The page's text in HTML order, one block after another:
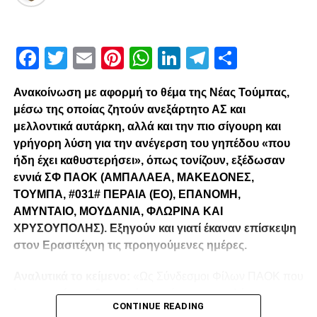
Για τις εμφανίσεις του Χατζηισαΐα: «Είμαι ικανοποιημένος,
Για το τι προτιμάει στην κλήρωση των ημιτελικών: «Δεν
έχω προτιμήσεις τώρα, ότι μας φέρει η κλήρωση θα το
αποδεχτούμε.»
Facebook
Twitter
EmailPinterest
WhatsApp
LinkedIn
Telegram
RELATED TOPICS:
UP NEXT
«Ουζουνίδης: «Προκρίθηκε ο πιο τυχερός και όχι
ο καλύτερος»
DON'T MISS
Στην Τούμπα ο Ιστράτι
paokrevolution
Facebook
Twitter
EmailPinterest
WhatsApp
LinkedIn
Telegram
Ανακοίνωση με αφορμή το θέμα της Νέας Τούμπας,
μέσω της οποίας ζητούν ανεξάρτητο ΑΣ και
μελλοντικά αυτάρκη, αλλά και την πιο σίγουρη και
γρήγορη λύση για την ανέγερση του γηπέδου «που
ήδη έχει καθυστερήσει», όπως τονίζουν, εξέδωσαν
εννιά ΣΦ ΠΑΟΚ (ΑΜΠΑΛΑΕΑ, ΜΑΚΕΔΟΝΕΣ,
ΤΟΥΜΠΑ, #031# ΠΕΡΑΙΑ (ΕΟ), ΕΠΑΝΟΜΗ,
ΑΜΥΝΤΑΙΟ, ΜΟΥΔΑΝΙΑ, ΦΛΩΡΙΝΑ ΚΑΙ
ΧΡΥΣΟΥΠΟΛΗΣ). Εξηγούν και γιατί έκαναν επίσκεψη
στον Ερασιτέχνη τις προηγούμενες ημέρες.
λειτουργούμε καθημερινά με γνώμωνα το καλό του
Δικεφάλου και μόνο, αισθανόμαστε την ανάγκη να
CONTINUE READING